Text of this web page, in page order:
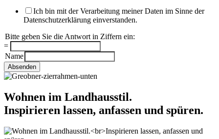
Ich bin mit der Verarbeitung meiner Daten im Sinne der
Datenschutzerklärung einverstanden.
Bitte geben Sie die Antwort in Ziffern ein:
=
Name
Absenden
Wohnen im Landhausstil.
Inspirieren lassen, anfassen und spüren.